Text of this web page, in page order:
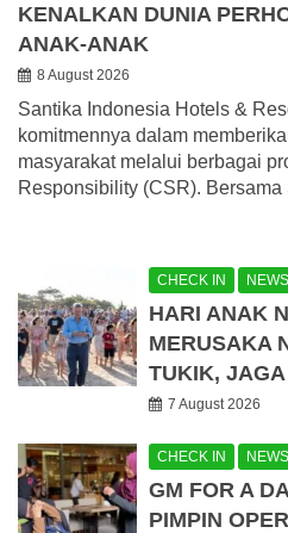
KENALKAN DUNIA
ANAK-ANAK
8 August 2026
Santika Indonesia Hotels &
komitmennya dalam
masyarakat melalui berbagai
Responsibility (CSR).
CHECK IN NEWS
HARI ANAK
MERUSAKA
TUKIK,
7 August 2026
CHECK IN NEWS
GM FOR A
PIMPIN